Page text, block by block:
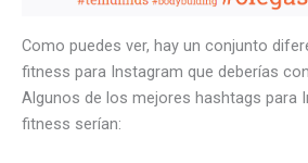
Como puedes ver, hay un conjunto
fitness para Instagram que deberías
Algunos de los mejores hashtags para
fitness serían: